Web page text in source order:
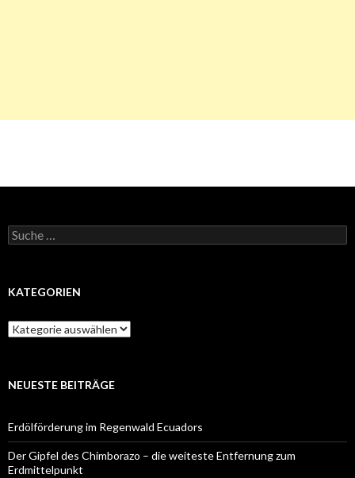
Suche
nach:
KATEGORIEN
Kategorien
NEUESTE BEITRÄGE
Erdölförderung im Regenwald Ecuadors
Der Gipfel des Chimborazo – die weiteste Entfernung zum
Erdmittelpunkt